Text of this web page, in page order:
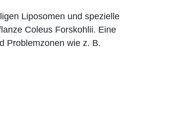
Liposomen und spezielle
Coleus Forskohlii. Eine
Problemzonen wie z. B.